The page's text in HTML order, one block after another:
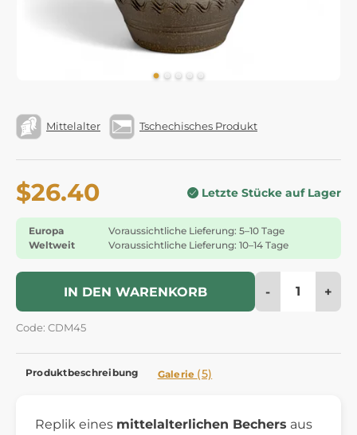
Mittelalter Tschechisches Produkt
$26.40 Letzte Stücke auf Lager
Europa
Voraussichtliche Lieferung: 5–10 Tage
Weltweit
Voraussichtliche Lieferung: 10–14 Tage
IN DEN WARENKORB - +
Code: CDM45
Produktbeschreibung Galerie (5)
Replik eines mittelalterlichen Bechers aus